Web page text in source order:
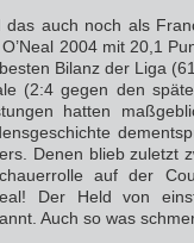
das auch noch als
2004 mit 20,1
Bilanz der Liga
(2:4 gegen den
hatten
Denen blieb zuletzt
auf der
Der Held von
Auch so was